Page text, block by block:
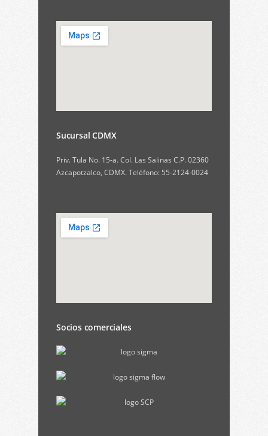
Sucursal CDMX
Priv. Tula No. 15-a. Col. Las Salinas C.P. 02360
Azcapotzalco, CDMX. Teléfono: 55-2124-0024
Socios comerciales